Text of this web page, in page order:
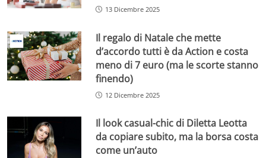
13 Dicembre 2025
Il regalo di Natale che mette
d’accordo tutti è da Action e costa
meno di 7 euro (ma le scorte stanno
finendo)
12 Dicembre 2025
Il look casual-chic di Diletta Leotta
da copiare subito, ma la borsa costa
come un’auto